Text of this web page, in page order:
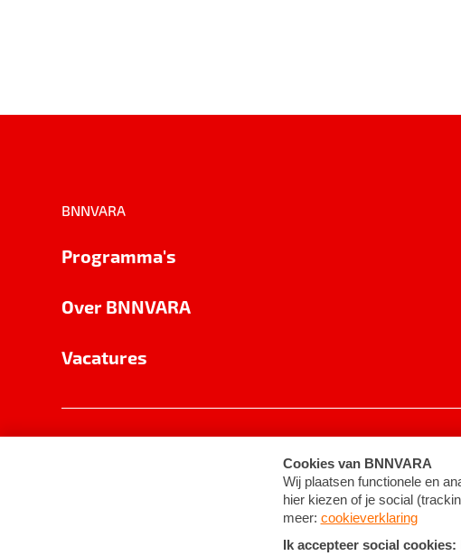
BNNVARA
Programma's
Over BNNVARA
Vacatures
Cookie-instellingen Algemene